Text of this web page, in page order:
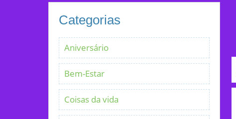
Categorias
Aniversário
Bem-Estar
Coisas da vida